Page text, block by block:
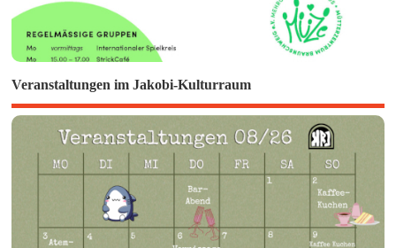
Veranstaltungen im Jakobi-Kulturraum